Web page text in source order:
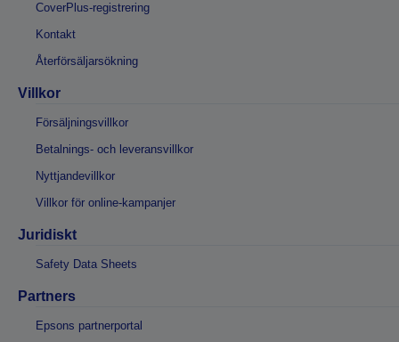
CoverPlus-registrering
Kontakt
Återförsäljarsökning
Villkor
Försäljningsvillkor
Betalnings- och leveransvillkor
Nyttjandevillkor
Villkor för online-kampanjer
Juridiskt
Safety Data Sheets
Partners
Epsons partnerportal